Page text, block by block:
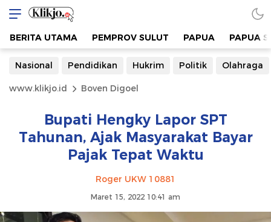
BERITA UTAMA PEMPROV SULUT PAPUA PAPUA
Nasional Pendidikan Hukrim Politik Olahraga
www.klikjo.id Boven Digoel
Bupati Hengky Lapor SPT
Tahunan, Ajak Masyarakat Bayar
Pajak Tepat Waktu
Roger UKW 10881
Maret 15, 2022 10:41 am